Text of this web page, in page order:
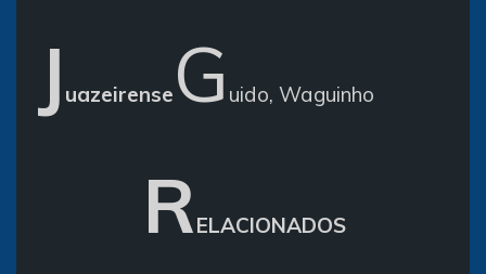
J uazeirense G uido, Waguinho
RELACIONADOS